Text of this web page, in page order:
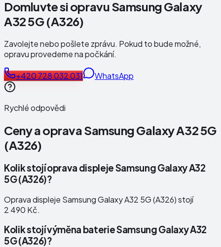
Domluvte si opravu Samsung Galaxy
A32 5G (A326)
Zavolejte nebo pošlete zprávu. Pokud to bude možné,
opravu provedeme na počkání.
+420 728 032 031 WhatsApp
Rychlé odpovědi
Ceny a opravaSamsung Galaxy A32 5G
(A326)
Kolik stojí oprava displeje Samsung Galaxy A32
5G (A326)?
Oprava displeje Samsung Galaxy A32 5G (A326) stojí
2 490 Kč.
Kolik stojí výměna baterie Samsung Galaxy A32
5G (A326)?